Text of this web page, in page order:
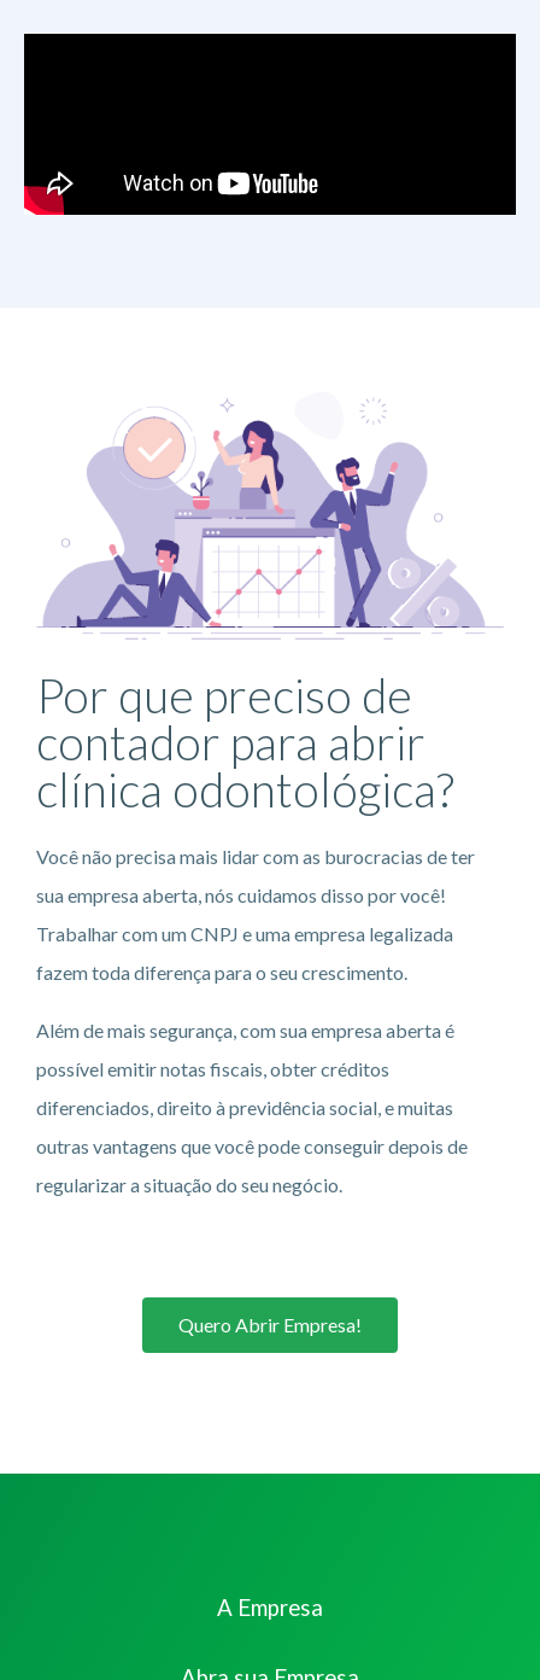
Por que preciso de
contador para abrir
clínica odontológica?
Você não precisa mais lidar com as burocracias de ter
sua empresa aberta, nós cuidamos disso por você!
Trabalhar com um CNPJ e uma empresa legalizada
fazem toda diferença para o seu crescimento.
Além de mais segurança, com sua empresa aberta é
possível emitir notas fiscais, obter créditos
diferenciados, direito à previdência social, e muitas
outras vantagens que você pode conseguir depois de
regularizar a situação do seu negócio.
Quero Abrir Empresa!
A Empresa